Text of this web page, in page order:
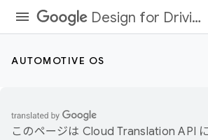
Design for Driving
AUTOMOTIVE OS
このページは Cloud Translation API